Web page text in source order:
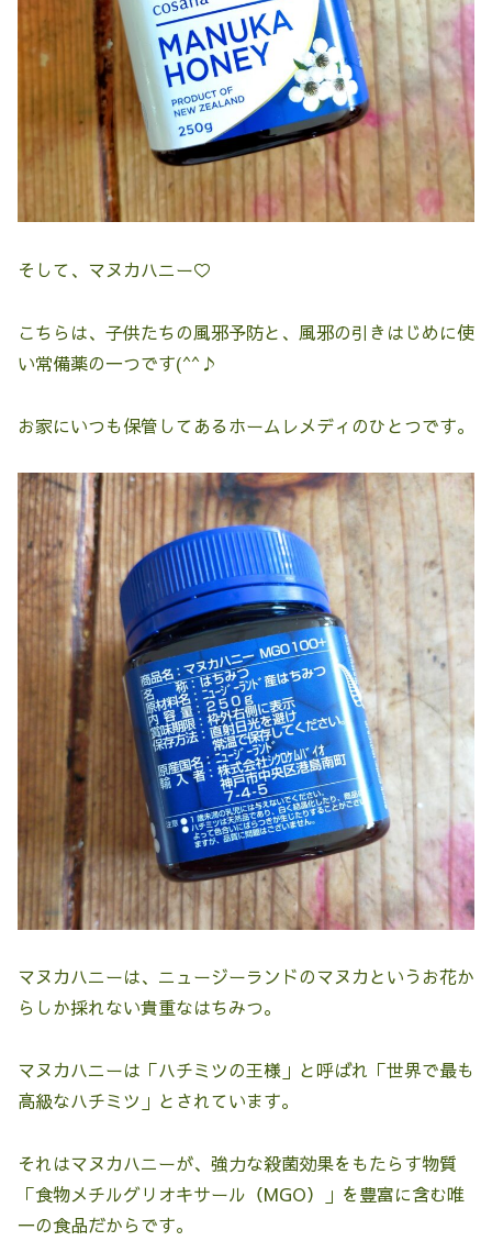
そして、マヌカハニー♡
こちらは、子供たちの風邪予防と、風邪の引きはじめに使
い常備薬の一つです(^^♪
お家にいつも保管してあるホームレメディのひとつです。
マヌカハニーは、ニュージーランドのマヌカというお花か
らしか採れない貴重なはちみつ。
マヌカハニーは「ハチミツの王様」と呼ばれ「世界で最も
高級なハチミツ」とされています。
それはマヌカハニーが、強力な殺菌効果をもたらす物質
「食物メチルグリオキサール（MGO）」を豊富に含む唯
一の食品だからです。